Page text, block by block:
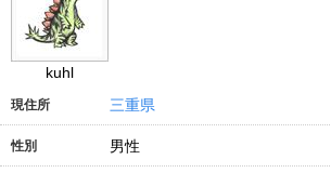
kuhl
現住所 三重県
性別 男性